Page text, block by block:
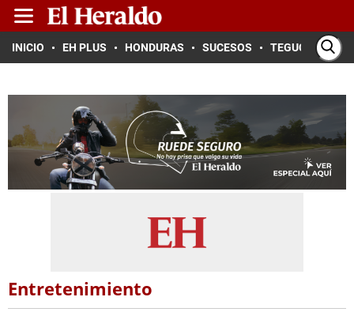
INICIO EH PLUS HONDURAS SUCESOS TEGUCIGALPA
Entretenimiento